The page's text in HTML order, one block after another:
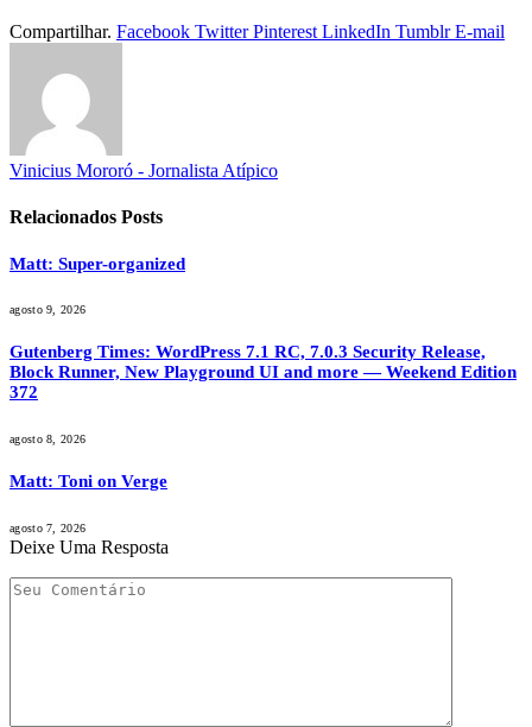
Compartilhar. Facebook Twitter Pinterest LinkedIn Tumblr E-mail
Vinicius Mororó - Jornalista Atípico
Relacionados Posts
Matt: Super-organized
agosto 9, 2026
Gutenberg Times: WordPress 7.1 RC, 7.0.3 Security Release,
Block Runner, New Playground UI and more — Weekend Edition
372
agosto 8, 2026
Matt: Toni on Verge
agosto 7, 2026
Deixe Uma Resposta